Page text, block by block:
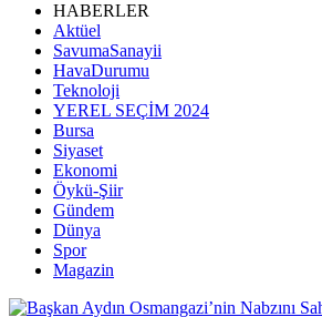
HABERLER
Aktüel
SavumaSanayii
HavaDurumu
Teknoloji
YEREL SEÇİM 2024
Bursa
Siyaset
Ekonomi
Öykü-Şiir
Gündem
Dünya
Spor
Magazin